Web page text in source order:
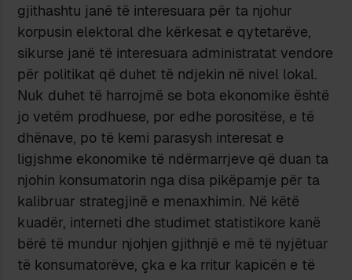
gjithashtu janë të interesuara për ta njohur
korpusin elektoral dhe kërkesat e qytetarëve,
sikurse janë të interesuara administratat vendore
për politikat që duhet të ndjekin në nivel lokal.
Nuk duhet të harrojmë se bota ekonomike është
jo vetëm prodhuese, por edhe porositëse, e të
dhënave, po të kemi parasysh interesat e
ligjshme ekonomike të ndërmarrjeve që duan ta
njohin konsumatorin nga disa pikëpamje për ta
kalibruar strategjinë e menaxhimin. Në këtë
kuadër, interneti dhe studimet statistikore kanë
bërë të mundur njohjen gjithnjë e më të nyjëtuar
të konsumatorëve, çka e ka rritur kapicën e të